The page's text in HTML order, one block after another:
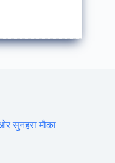
सुनहरा मौका